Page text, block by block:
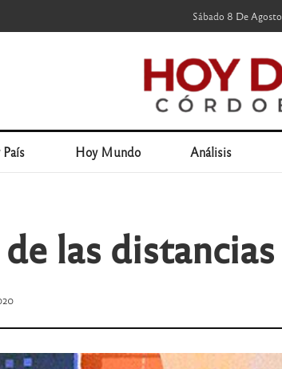
Sábado 8 De Agosto
Hoy Mundo Análisis
las distancias